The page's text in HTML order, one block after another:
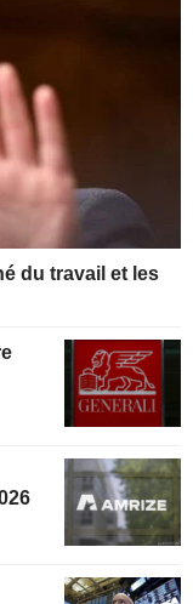
du travail et les